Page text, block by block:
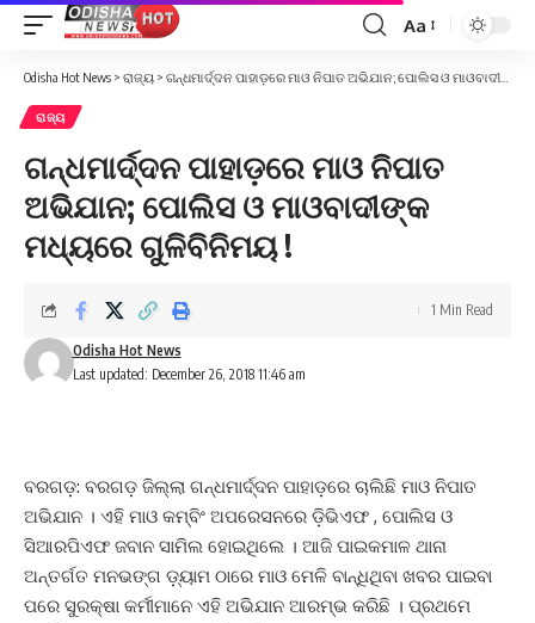
Font
Resizer
Aa
Odisha Hot News > ରାଜ୍ୟ > ଗନ୍ଧମାର୍ଦ୍ଦନ ପାହାଡ଼ରେ ମାଓ ନିପାତ ଅଭିଯାନ; ପୋଲିସ ଓ ମାଓବାଦୀଙ୍କ ମଧ୍ୟରେ ଗୁଳିବିନିମୟ !
ରାଜ୍ୟ
ଗନ୍ଧମାର୍ଦ୍ଦନ ପାହାଡ଼ରେ ମାଓ ନିପାତ
ଅଭିଯାନ; ପୋଲିସ ଓ ମାଓବାଦୀଙ୍କ
ମଧ୍ୟରେ ଗୁଳିବିନିମୟ !
Last updated: December 26, 2018 11:46 am
Odisha Hot News
1 Min Read
ବରଗଡ଼: ବରଗଡ଼ ଜିଲ୍ଲା ଗନ୍ଧମାର୍ଦ୍ଦନ ପାହାଡ଼ରେ ଚାଲିଛି ମାଓ ନିପାତ
ଅଭିଯାନ । ଏହି ମାଓ କମ୍ବିଂ ଅପରେସନରେ ଡ଼ିଭିଏଫ , ପୋଲିସ ଓ
ସିଆରପିଏଫ ଜବାନ ସାମିଲ ହୋଇଥିଲେ । ଆଜି ପାଇକମାଳ ଥାନା
ଅନ୍ତର୍ଗତ ମନଭଙ୍ଗ ଡ଼୍ୟାମ ଠାରେ ମାଓ ମେଳି ବାନ୍ଧିଥିବା ଖବର ପାଇବା
ପରେ ସୁରକ୍ଷା କର୍ମୀମାନେ ଏହି ଅଭିଯାନ ଆରମ୍ଭ କରିଛି । ପ୍ରଥମେ